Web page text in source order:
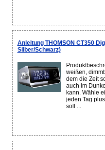
Anleitung THOMSON CT350
Silber/Schwarz)
weißen,
dem die Zeit
auch im
kann. Wähle
jeden Tag
soll ...